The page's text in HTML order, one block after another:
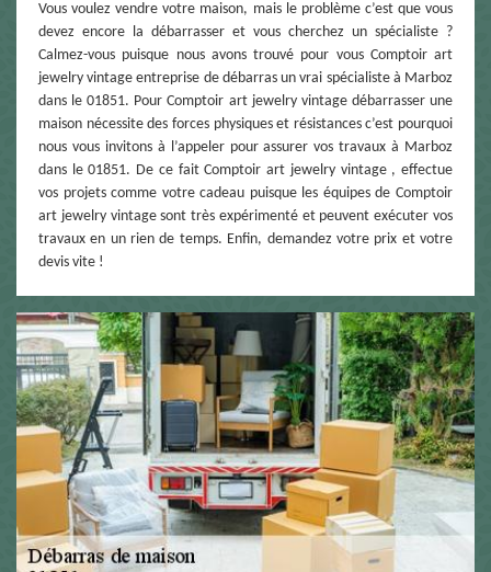
Vous voulez vendre votre maison, mais le problème c’est que vous
devez encore la débarrasser et vous cherchez un spécialiste ?
Calmez-vous puisque nous avons trouvé pour vous Comptoir art
jewelry vintage entreprise de débarras un vrai spécialiste à Marboz
dans le 01851. Pour Comptoir art jewelry vintage débarrasser une
maison nécessite des forces physiques et résistances c’est pourquoi
nous vous invitons à l’appeler pour assurer vos travaux à Marboz
dans le 01851. De ce fait Comptoir art jewelry vintage , effectue
vos projets comme votre cadeau puisque les équipes de Comptoir
art jewelry vintage sont très expérimenté et peuvent exécuter vos
travaux en un rien de temps. Enfin, demandez votre prix et votre
devis vite !